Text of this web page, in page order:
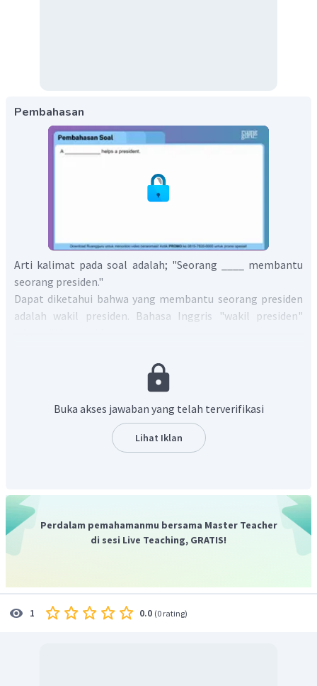
Pembahasan
Arti kalimat pada soal adalah; "Seorang ____ membantu
seorang presiden."
Dapat diketahui bahwa yang membantu seorang presiden
adalah wakil presiden. Bahasa Inggris "wakil presiden"
vice president.
Buka akses jawaban yang telah terverifikasi
Lihat Iklan
Perdalam pemahamanmu bersama Master Teacher
di sesi Live Teaching, GRATIS!
1 0.0 (0 rating)